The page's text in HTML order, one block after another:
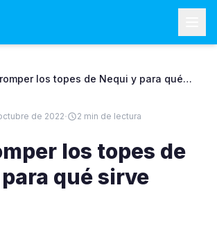
los topes de Nequi y para qué
de 2022· 2 min de lectura
los topes de
qué sirve